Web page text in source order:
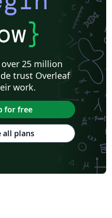
}
25 million
trust Overleaf
work.
for free
all plans